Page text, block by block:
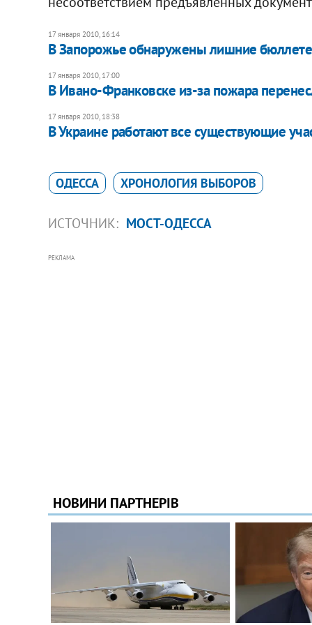
17 января 2010, 16:14
В Запорожье обнаружены лишние
17 января 2010, 17:00
В Ивано-Франковске из-за пожара
17 января 2010, 18:38
В Украине работают все существующие
ОДЕССА ХРОНОЛОГИЯ ВЫБОРОВ
ИСТОЧНИК: МОСТ-ОДЕССА
РЕКЛАМА